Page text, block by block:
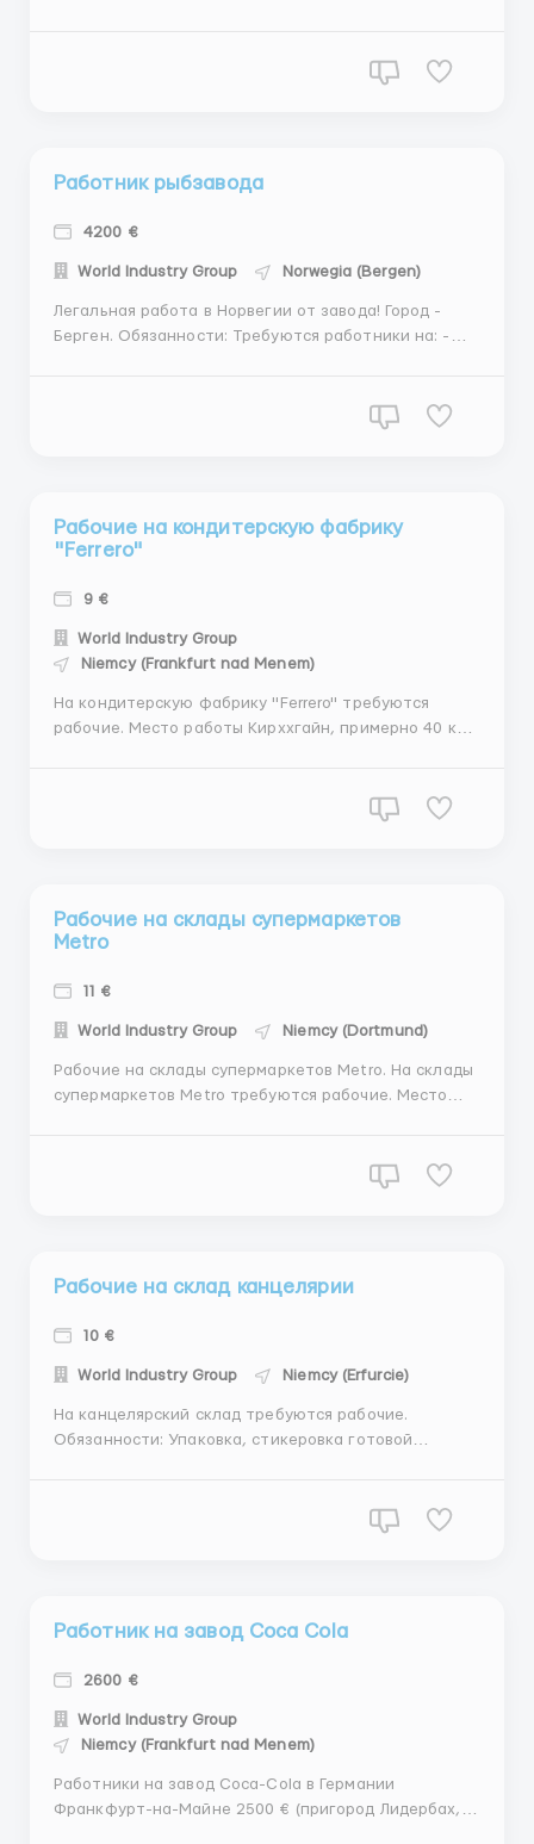
пт по 10 часов, сб по 8 часов (по желанию). Жилье
Работник рыбзавода
4200 €
World Industry Group Norwegia (Bergen)
Легальная работа в Норвегии от завода! Город -
Берген. Обязанности: Требуются работники на: -
морской капусты, красной и черной икры с лосося,
Рабочие на кондитерскую фабрику
"Ferrero"
9 €
World Industry Group
Niemcy (Frankfurt nad Menem)
На кондитерскую фабрику "Ferrero" требуются
рабочие. Место работы Кирххгайн, примерно 40 км
пары до 55 лет; Желательно отсутствие вредных
Рабочие на склады супермаркетов
Metro
11 €
World Industry Group Niemcy (Dortmund)
Рабочие на склады супермаркетов Metro. На склады
супермаркетов Metro требуются рабочие. Место
без знания языка. Условия: Почасовая ставка: 11
Рабочие на склад канцелярии
10 €
World Industry Group Niemcy (Erfurcie)
На канцелярский склад требуются рабочие.
Обязанности: Упаковка, стикеровка готовой
Работник на завод Coca Cola
2600 €
World Industry Group
Niemcy (Frankfurt nad Menem)
Работники на завод Coca-Cola в Германии
Франкфурт-на-Майне 2500 € (пригород Лидербах,